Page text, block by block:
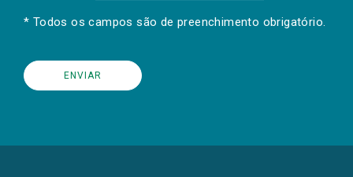
* Todos os campos são de preenchimento obrigatório.